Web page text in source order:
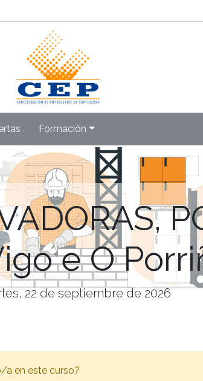
Formación
e O
22 de septiembre de 2026
a en este curso?